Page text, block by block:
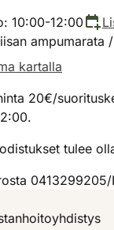
10:00-12:00
ampumarata
kartalla
20€/
tulee